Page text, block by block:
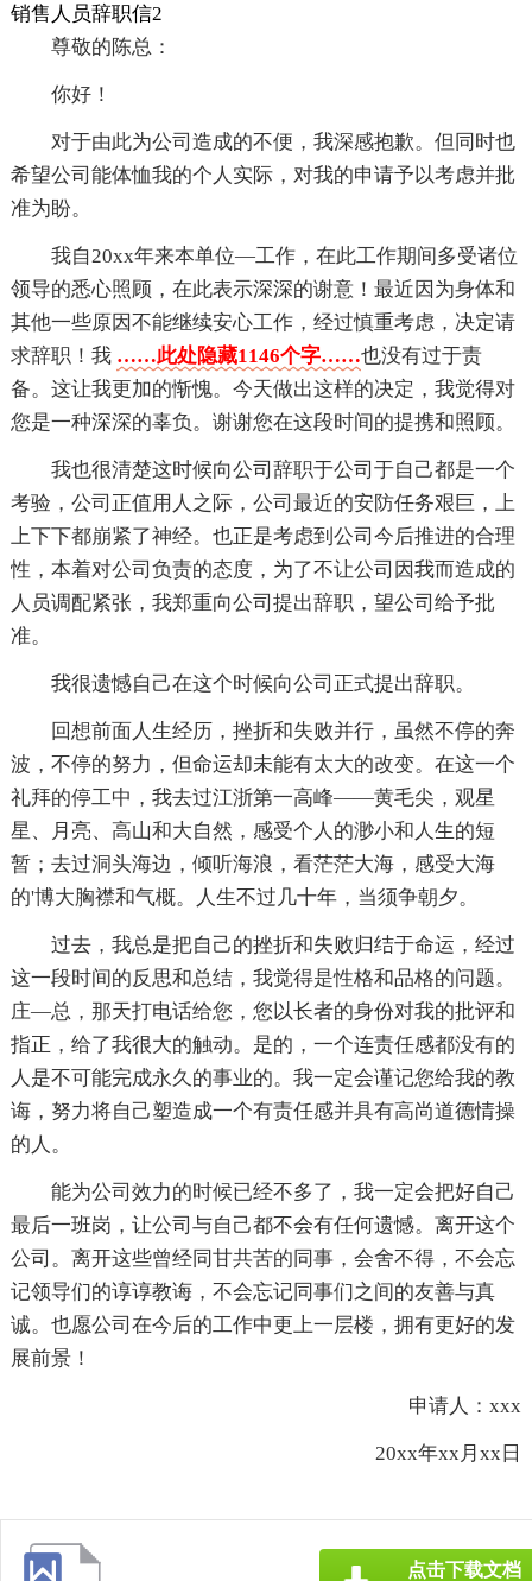
销售人员辞职信2
尊敬的陈总：
你好！
对于由此为公司造成的不便，我深感抱歉。但同时也
希望公司能体恤我的个人实际，对我的申请予以考虑并批
准为盼。
我自20xx年来本单位—工作，在此工作期间多受诸位
领导的悉心照顾，在此表示深深的谢意！最近因为身体和
其他一些原因不能继续安心工作，经过慎重考虑，决定请
求辞职！我 ……此处隐藏1146个字……也没有过于责
备。这让我更加的惭愧。今天做出这样的决定，我觉得对
您是一种深深的辜负。谢谢您在这段时间的提携和照顾。
我也很清楚这时候向公司辞职于公司于自己都是一个
考验，公司正值用人之际，公司最近的安防任务艰巨，上
上下下都崩紧了神经。也正是考虑到公司今后推进的合理
性，本着对公司负责的态度，为了不让公司因我而造成的
人员调配紧张，我郑重向公司提出辞职，望公司给予批
准。
我很遗憾自己在这个时候向公司正式提出辞职。
回想前面人生经历，挫折和失败并行，虽然不停的奔
波，不停的努力，但命运却未能有太大的改变。在这一个
礼拜的停工中，我去过江浙第一高峰——黄毛尖，观星
星、月亮、高山和大自然，感受个人的渺小和人生的短
暂；去过洞头海边，倾听海浪，看茫茫大海，感受大海
的'博大胸襟和气概。人生不过几十年，当须争朝夕。
过去，我总是把自己的挫折和失败归结于命运，经过
这一段时间的反思和总结，我觉得是性格和品格的问题。
庄—总，那天打电话给您，您以长者的身份对我的批评和
指正，给了我很大的触动。是的，一个连责任感都没有的
人是不可能完成永久的事业的。我一定会谨记您给我的教
诲，努力将自己塑造成一个有责任感并具有高尚道德情操
的人。
能为公司效力的时候已经不多了，我一定会把好自己
最后一班岗，让公司与自己都不会有任何遗憾。离开这个
公司。离开这些曾经同甘共苦的同事，会舍不得，不会忘
记领导们的谆谆教诲，不会忘记同事们之间的友善与真
诚。也愿公司在今后的工作中更上一层楼，拥有更好的发
展前景！
申请人：xxx
20xx年xx月xx日
点击下载文档